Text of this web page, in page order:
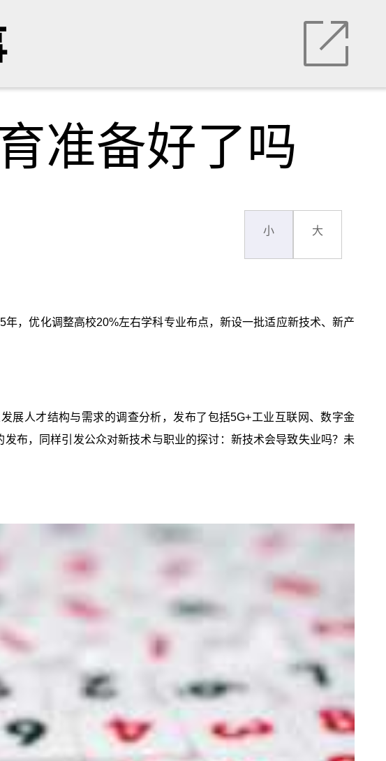
准备好了吗
小 大
，优化调整高校20%左右学科专业布点，新设一批适应新技术、新产
展人才结构与需求的调查分析，发布了包括5G+工业互联网、数字金
布，同样引发公众对新技术与职业的探讨：新技术会导致失业吗？未